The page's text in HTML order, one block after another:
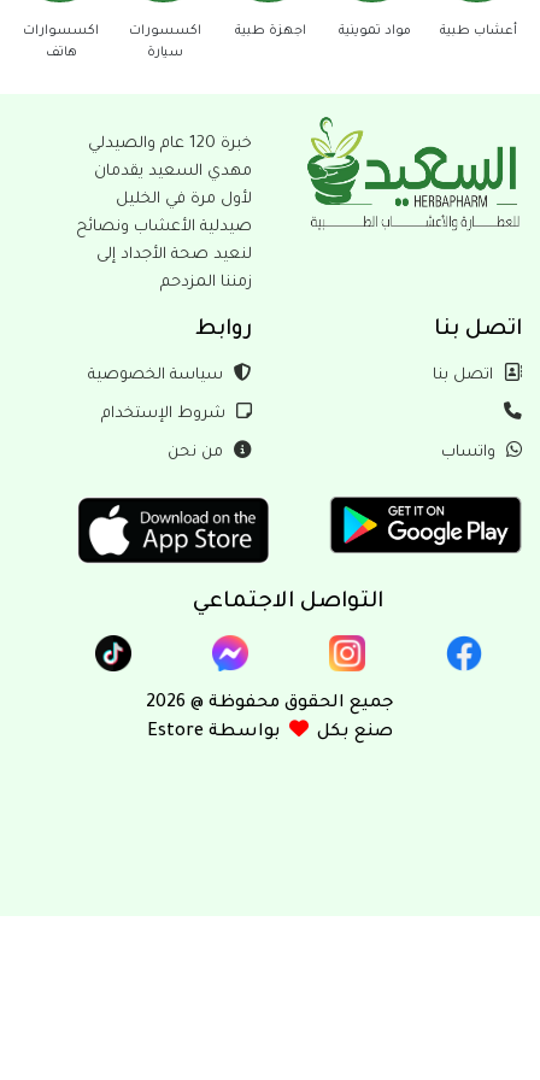
مواد تموينية اجهزة طبية
اكسسورات
اكسسوارات
هاتف
دفاع عن
النفس
خبرة 120 عام والصيدلي
مهدي السعيد يقدمان
لأول مرة في الخليل
صيدلية الأعشاب ونصائح
لنعيد صحة الأجداد إلى
زمننا المزدحم
بنا
بنا سياسة الخصوصية
شروط الإستخدام
من نحن
التواصل الاجتماعي
جميع الحقوق محفوظة @ 2026
صنع بكل
بواسطة Estore